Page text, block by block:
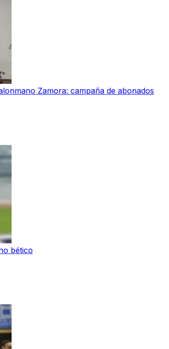
Zamora: campaña de abonados
bético